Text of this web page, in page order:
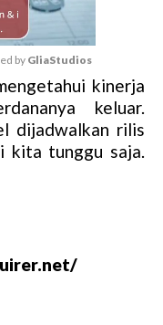
M
u
e
by GliaStudios
kinerja
keluar.
dijadwalkan rilis
kita tunggu saja.